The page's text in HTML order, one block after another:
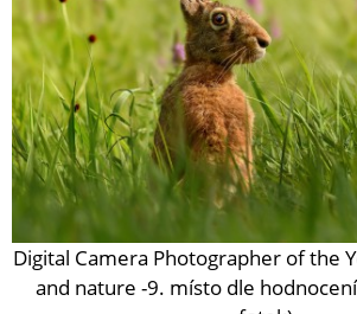
Digital Camera Photographer of the
and nature -9. místo dle